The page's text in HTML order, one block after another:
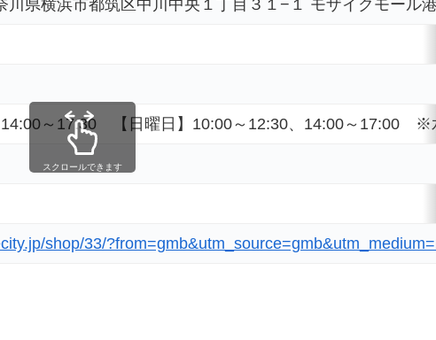
川県横浜市都筑区中川中央１丁目３１−１ モザイクモール
～17:30 【日曜日】10:00～12:30、14:00～17:00 ※
shop/33/
スクロールできます